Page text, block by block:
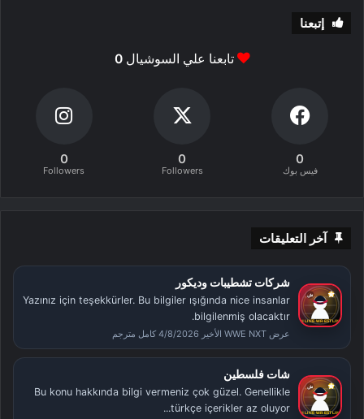
إتبعنا
تابعنا علي السوشيال0
0
فيس بوك
0
Followers
0
Followers
آخر التعليقات
شركات تشطيبات وديكور
Yazınız için teşekkürler. Bu bilgiler ışığında nice insanlar
bilgilenmiş olacaktır.
عرض WWE NXT الأخير 4/8/2026 كامل مترجم
شات فلسطين
Bu konu hakkında bilgi vermeniz çok güzel. Genellikle
türkçe içerikler az oluyor...